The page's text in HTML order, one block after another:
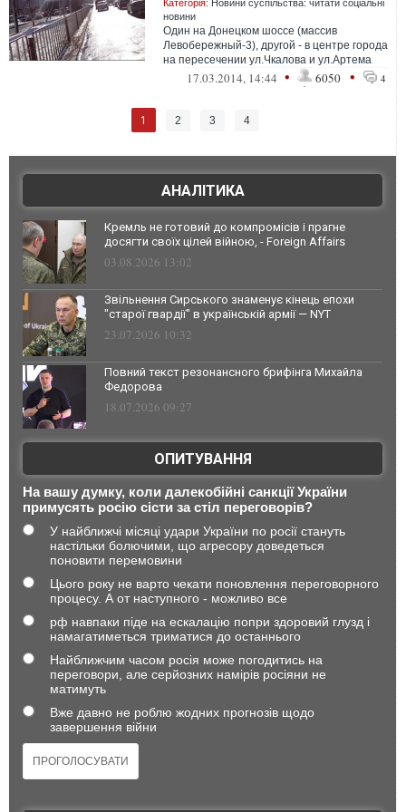
Категорія: Новини суспільства: читати соціальні
новини
Один на Донецком шоссе (массив
Левобережный-3), другой - в центре города
на пересечении ул.Чкалова и ул.Артема
17.03.2014, 14:44 • 6050 • 4
1 2 3 4
АНАЛІТИКА
Кремль не готовий до компромісів і прагне
досягти своїх цілей війною, - Foreign Affairs
03.08.2026 13:02
Звільнення Сирського знаменує кінець епохи
"старої гвардії" в українській армії — NYT
23.07.2026 10:32
Повний текст резонансного брифінга Михайла
Федорова
18.07.2026 09:27
ОПИТУВАННЯ
На вашу думку, коли далекобійні санкції України
примусять росію сісти за стіл переговорів?
У найближчі місяці удари України по росії стануть
настільки болючими, що агресору доведеться
поновити перемовини
Цього року не варто чекати поновлення переговорного
процесу. А от наступного - можливо все
рф навпаки піде на ескалацію попри здоровий глузд і
намагатиметься триматися до останнього
Найближчим часом росія може погодитись на
переговори, але серйозних намірів росіяни не
матимуть
Вже давно не роблю жодних прогнозів щодо
завершення війни